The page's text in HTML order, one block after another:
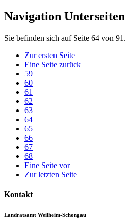
Navigation Unterseiten
Sie befinden sich auf Seite 64 von 91.
Zur ersten Seite
Eine Seite zurück
59
60
61
62
63
64
65
66
67
68
Eine Seite vor
Zur letzten Seite
Kontakt
Landratsamt Weilheim-Schongau